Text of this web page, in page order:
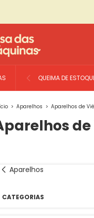
QUEIMA DE
> Aparelhos > Aparelhos de
de
Aparelhos
CATEGORIAS